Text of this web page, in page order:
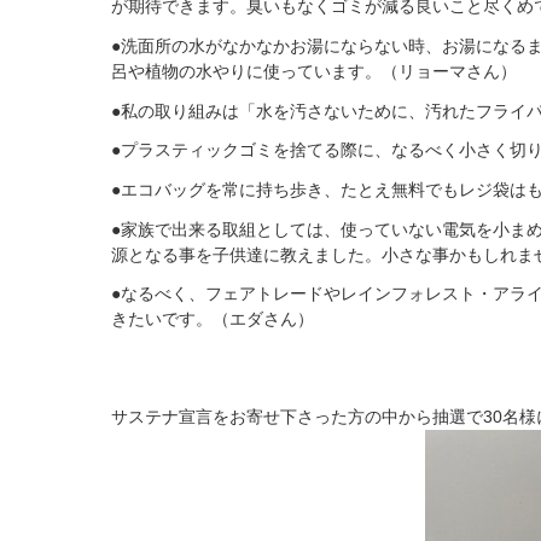
が期待できます。臭いもなくゴミが減る良いこと尽くめ
●洗面所の水がなかなかお湯にならない時、お湯になる
呂や植物の水やりに使っています。（リョーマさん）
●私の取り組みは「水を汚さないために、汚れたフライ
●プラスティックゴミを捨てる際に、なるべく小さく切
●エコバッグを常に持ち歩き、たとえ無料でもレジ袋は
●家族で出来る取組としては、使っていない電気を小ま
源となる事を子供達に教えました。小さな事かもしれ
●なるべく、フェアトレードやレインフォレスト・アラ
きたいです。（エダさん）
サステナ宣言をお寄せ下さった方の中から抽選で30名